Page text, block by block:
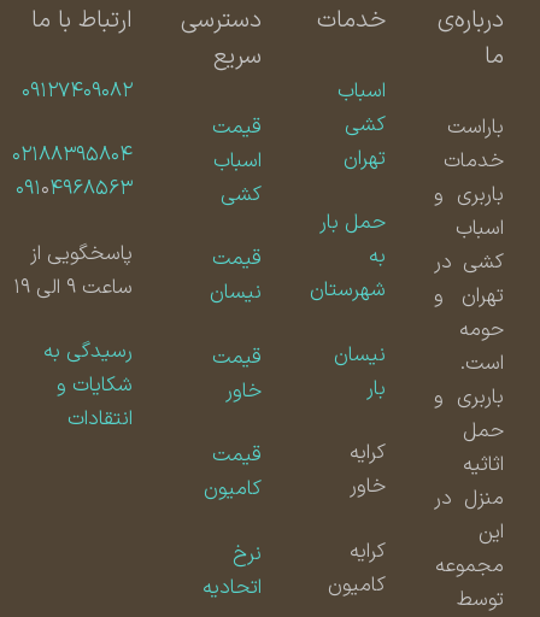
درباره‌ی
باراست
خدمات
باربری و
اسباب
کشی در
تهران و
حومه
است.
باربری و
حمل
اثاثیه
منزل در
مجموعه
توسط
خدمات
اسباب
کشی
تهران
حمل بار
شهرستان
نیسان
کامیون
دسترسی
سریع
قیمت
اسباب
کشی
قیمت
نیسان
قیمت
قیمت
کامیون
اتحادیه
ارتباط با ما
۰۹۱۲۷۴۰۹۰۸۲
۰۲۱۸۸۳۹۵۸۰۴
۰۹۱۰۴۹۶۸۵۶۳
پاسخگویی از
ساعت ۹ الی ۱۹
رسیدگی به
شکایات و
انتقادات